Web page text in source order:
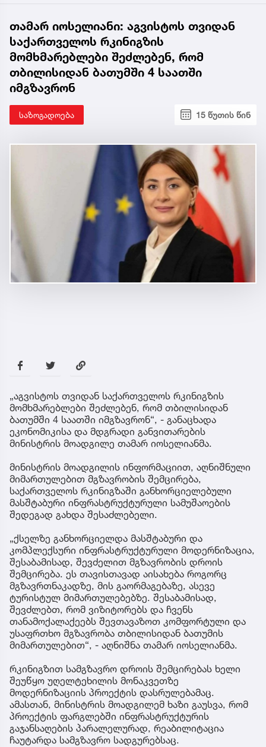
თამარ იოსელიანი: აგვისტოს თვიდან
საქართველოს რკინიგზის
მომხმარებლები შეძლებენ, რომ
თბილისიდან ბათუმში 4 საათში
იმგზავრონ
საზოგადოება 15 წუთის წინ
„აგვისტოს თვიდან საქართველოს რკინიგზის
მომხმარებლები შეძლებენ, რომ თბილისიდან
ბათუმში 4 საათში იმგზავრონ“, - განაცხადა
ეკონომიკისა და მდგრადი განვითარების
მინისტრის მოადგილე თამარ იოსელიანმა.
მინისტრის მოადგილის ინფორმაციით, აღნიშნული
მიმართულებით მგზავრობის შემცირება,
საქართველოს რკინიგზაში განხორციელებული
მასშტაბური ინფრასტრუქტურული სამუშაოების
შედეგად გახდა შესაძლებელი.
„ქსელზე განხორციელდა მასშტაბური და
კომპლექსური ინფრასტრუქტურული მოდერნიზაცია,
შესაბამისად, შევძელით მგზავრობის დროის
შემცირება. ეს თავისთავად აისახება როგორც
მგზავრთნაკადზე, მის გაორმაგებაზე, ასევე
ტურისტულ მიმართულებებზე. შესაბამისად,
შევძლებთ, რომ ვიზიტორებს და ჩვენს
თანამოქალაქეებს შევთავაზოთ კომფორტული და
უსაფრთხო მგზავრობა თბილისიდან ბათუმის
მიმართულებით“, - აღნიშნა თამარ იოსელიანმა.
რკინიგზით სამგზავრო დროის შემცირებას ხელი
შეუწყო უღელტეხილის მონაკვეთზე
მოდერნიზაციის პროექტის დასრულებამაც.
ამასთან, მინისტრის მოადგილემ ხაზი გაუსვა, რომ
პროექტის ფარგლებში ინფრასტრუქტურის
გაჯანსაღების პარალელურად, რეაბილიტაცია
ჩაუტარდა სამგზავრო სადგურებსაც.